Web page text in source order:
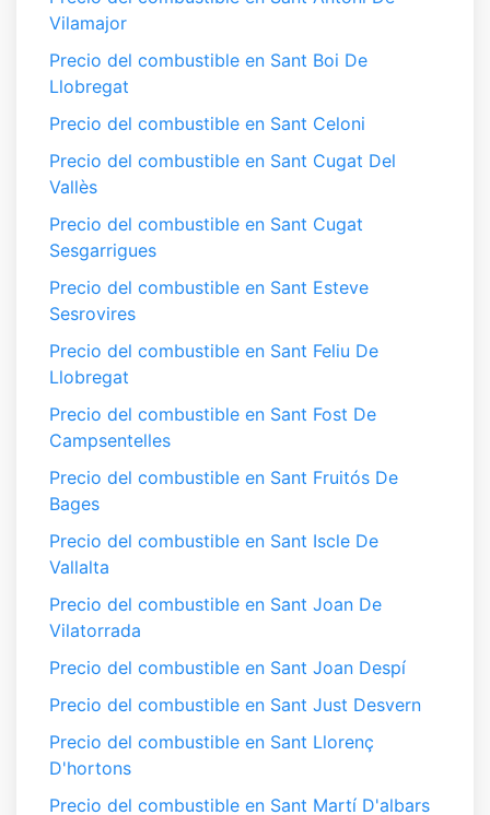
Vilamajor
Precio del combustible en Sant Boi De
Llobregat
Precio del combustible en Sant Celoni
Precio del combustible en Sant Cugat Del
Vallès
Precio del combustible en Sant Cugat
Sesgarrigues
Precio del combustible en Sant Esteve
Sesrovires
Precio del combustible en Sant Feliu De
Llobregat
Precio del combustible en Sant Fost De
Campsentelles
Precio del combustible en Sant Fruitós De
Bages
Precio del combustible en Sant Iscle De
Vallalta
Precio del combustible en Sant Joan De
Vilatorrada
Precio del combustible en Sant Joan Despí
Precio del combustible en Sant Just Desvern
Precio del combustible en Sant Llorenç
D'hortons
Precio del combustible en Sant Martí D'albars